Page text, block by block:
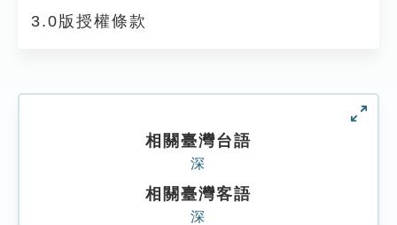
3.0版授權條款
相關臺灣台語
深
相關臺灣客語
深